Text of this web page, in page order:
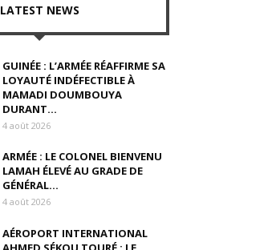
LATEST NEWS
GUINÉE : L’ARMÉE RÉAFFIRME SA
LOYAUTÉ INDÉFECTIBLE À
MAMADI DOUMBOUYA
DURANT...
4 août 2026
ARMÉE : LE COLONEL BIENVENU
LAMAH ÉLEVÉ AU GRADE DE
GÉNÉRAL...
4 août 2026
AÉROPORT INTERNATIONAL